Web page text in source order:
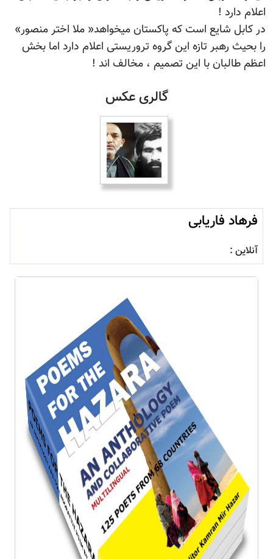
اعلام دارد !
در کابل شایع است که پاکستان میخواهد« ملا اختر منصور»
را بحیث رهبر تازه این گروه تروریستی اعلام دارد اما بخش
اعظم طالبان با این تصمیم ، مخالف اند !
گالری عکس
فرهاد فاریابی
آنلاین :